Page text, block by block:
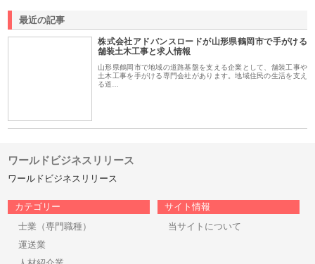
最近の記事
株式会社アドバンスロードが山形県鶴岡市で手がける
舗装土木工事と求人情報
山形県鶴岡市で地域の道路基盤を支える企業として、舗装工事や
土木工事を手がける専門会社があります。地域住民の生活を支え
る道…
ワールドビジネスリリース
ワールドビジネスリリース
カテゴリー
士業（専門職種）
運送業
サイト情報
当サイトについて